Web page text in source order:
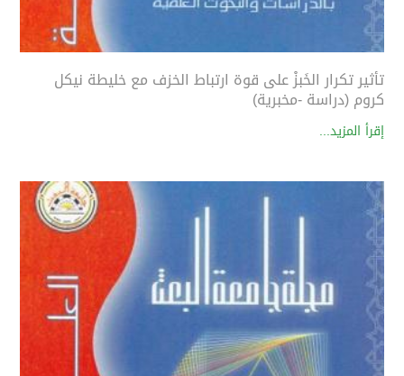
تأثير تكرار الخَبزْ على قوة ارتباط الخزف مع خليطة نيكل
كروم (دراسة -مخبرية)
إقرأ المزيد...